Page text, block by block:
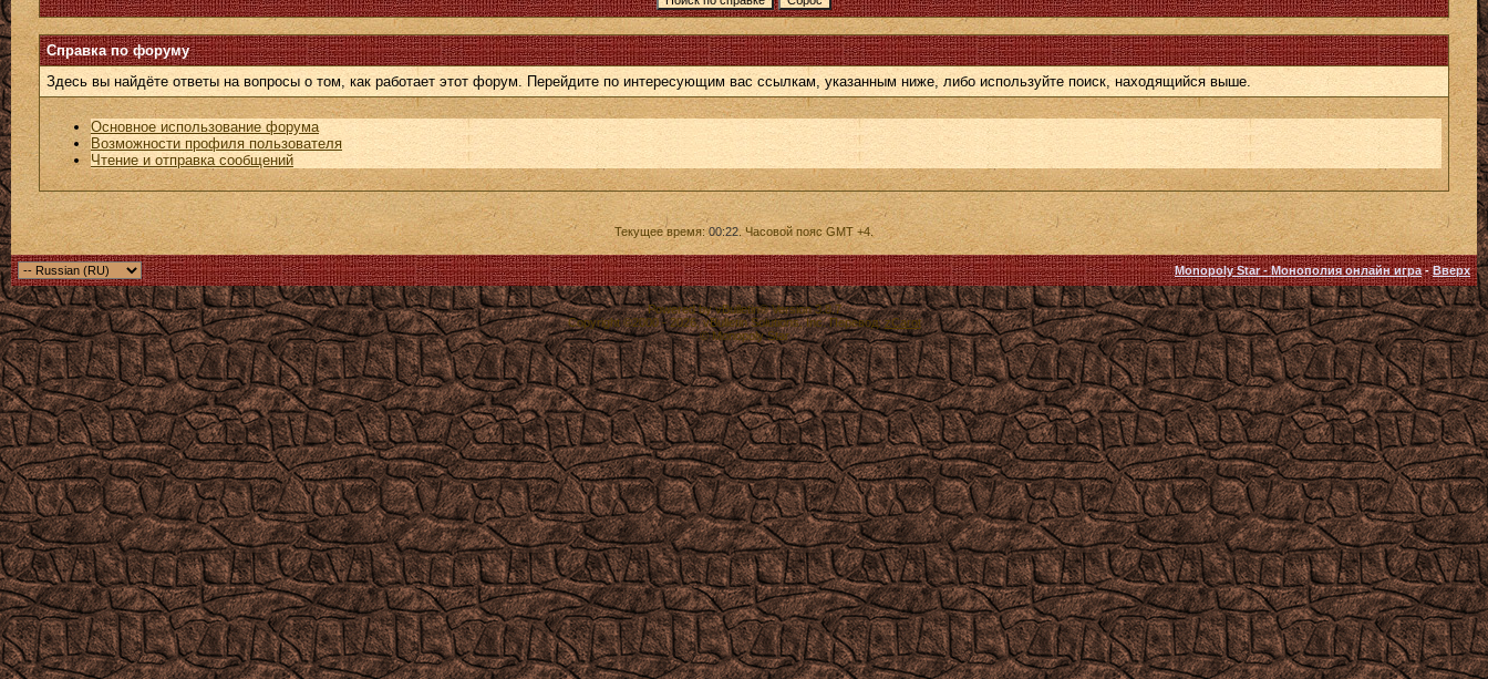
Справка по форуму
Здесь вы найдёте ответы на вопросы о том, как работает этот форум. Перейдите по интересующим вас ссылкам, указанным ниже, либо используйте поиск, находящийся выше.
Основное использование форума
Возможности профиля пользователя
Чтение и отправка сообщений
Текущее время:00:22. Часовой пояс GMT +4.
Monopoly Star - Монополия онлайн игра-Вверх
Powered by vBulletin® Version 3.8.7
Copyright ©2000 - 2026, vBulletin Solutions, Inc. Перевод:zCarot
© Monopoly Star